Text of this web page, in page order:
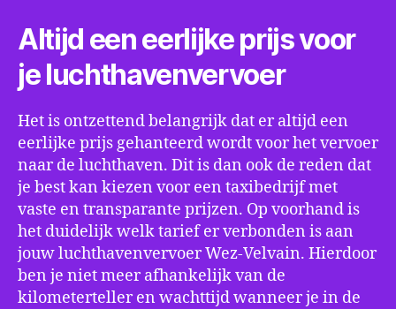
Altijd een eerlijke prijs voor
je luchthavenvervoer
Het is ontzettend belangrijk dat er altijd een
eerlijke prijs gehanteerd wordt voor het vervoer
naar de luchthaven. Dit is dan ook de reden dat
je best kan kiezen voor een taxibedrijf met
vaste en transparante prijzen. Op voorhand is
het duidelijk welk tarief er verbonden is aan
jouw luchthavenvervoer Wez-Velvain. Hierdoor
ben je niet meer afhankelijk van de
kilometerteller en wachttijd wanneer je in de